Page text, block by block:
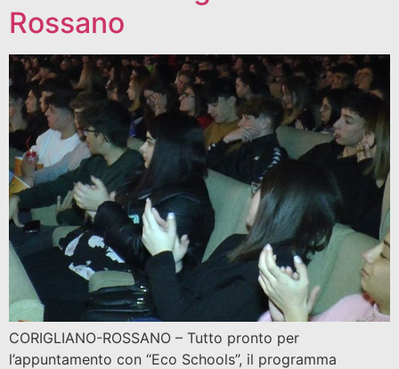
Rossano
CORIGLIANO-ROSSANO – Tutto pronto per
l’appuntamento con “Eco Schools”, il programma